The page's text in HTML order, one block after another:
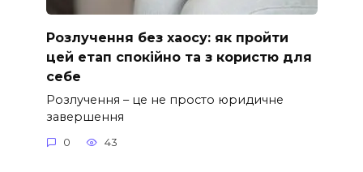
Розлучення без хаосу: як пройти
цей етап спокійно та з користю для
себе
Розлучення – це не просто юридичне
завершення
0 43